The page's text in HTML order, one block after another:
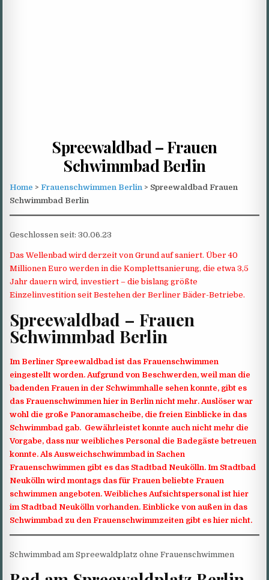
Spreewaldbad – Frauen
Schwimmbad Berlin
Home >Frauenschwimmen Berlin > Spreewaldbad Frauen
Schwimmbad Berlin
Geschlossen seit: 30.06.23
Das Wellenbad wird derzeit von Grund auf saniert. Über 40
Millionen Euro werden in die Komplettsanierung, die etwa 3,5
Jahr dauern wird, investiert – die bislang größte
Einzelinvestition seit Bestehen der Berliner Bäder-Betriebe.
Spreewaldbad – Frauen
Schwimmbad Berlin
Im Berliner Spreewaldbad ist das Frauenschwimmen
eingestellt worden. Aufgrund von Beschwerden, weil man die
badenden Frauen in der Schwimmhalle sehen konnte, gibt es
das Frauenschwimmen hier in Berlin nicht mehr. Auslöser war
wohl die große Panoramascheibe, die freien Einblicke in das
Schwimmbad gab. Gewährleistet konnte auch nicht mehr die
Vorgabe, dass nur weibliches Personal die Badegäste betreuen
konnte. Als Ausweichschwimmbad in Sachen
Frauenschwimmen gibt es das Stadtbad Neukölln. Im Stadtbad
Neukölln wird montags das für Frauen beliebte Frauen
schwimmen angeboten. Weibliches Aufsichtspersonal ist hier
im Stadtbad Neukölln vorhanden. Einblicke von außen in das
Schwimmbad zu den Frauenschwimmzeiten gibt es hier nicht.
Schwimmbad am Spreewaldplatz ohne Frauenschwimmen